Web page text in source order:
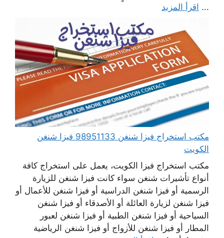
... اقرأ المزيد
مكتب استخراج فيزا شنغن 98951133 فيزا شنغن
الكويت
مكتب استخراج فيزا الكويت، يعمل على استخراج كافة
أنواع تأشيرات شنغن سواء كانت فيزا شنغن للزيارة
الرسمية أو فيزا شنغن الدراسية أو فيزا شنغن للأعمال أو
فيزا شنغن لزيارة العائلة أو الأصدقاء أو فيزا شنغن
السياحية أو فيزا شنغن الطبية أو فيزا شنغن لعبور
المطار أو فيزا شنغن للأزواج أو فيزا شنغن الرياضية